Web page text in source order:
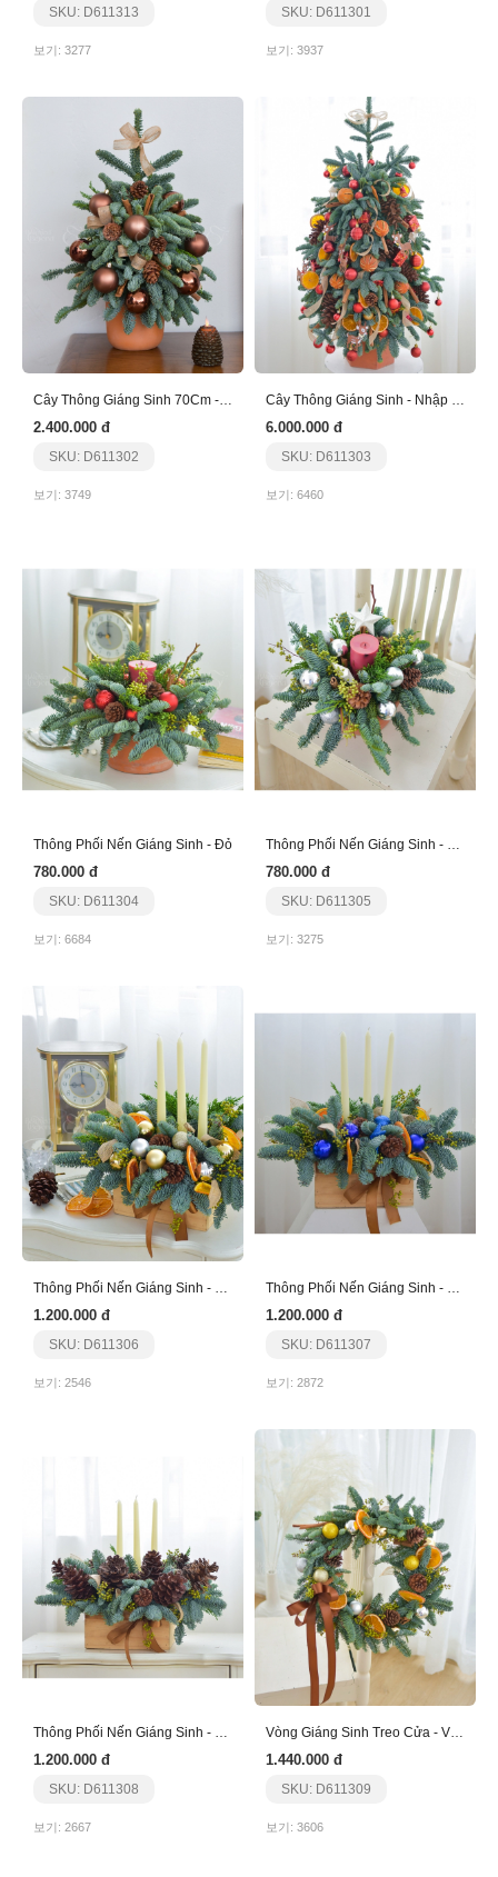
SKU: D611313
보기: 3277
SKU: D611301
보기: 3937
Cây Thông Giáng Sinh 70Cm - Nhập Khẩu - Nâu
2.400.000 đ
SKU: D611302
보기: 3749
Cây Thông Giáng Sinh - Nhập Khẩu
6.000.000 đ
SKU: D611303
보기: 6460
Thông Phối Nến Giáng Sinh - Đỏ
780.000 đ
SKU: D611304
보기: 6684
780.000 đ
SKU: D611305
보기: 3275
Thông Phối Nến Giáng Sinh - Nến Trắng
1.200.000 đ
SKU: D611306
보기: 2546
Thông Phối Nến Giáng Sinh - Nến Trắng - Xanh
1.200.000 đ
SKU: D611307
보기: 2872
Thông Phối Nến Giáng Sinh - Nến Trắng - Thông Nâu
1.200.000 đ
SKU: D611308
보기: 2667
Vòng Giáng Sinh Treo Cửa - Vàng Nâu
1.440.000 đ
SKU: D611309
보기: 3606